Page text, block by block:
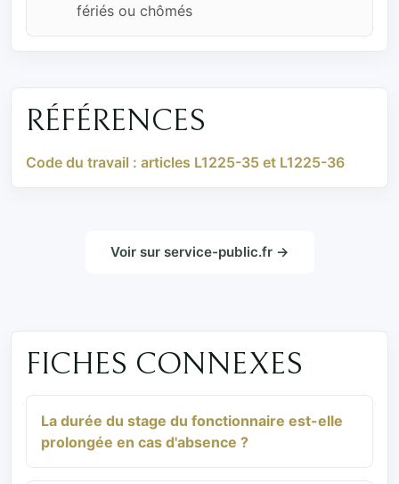
fériés ou chômés
RÉFÉRENCES
Code du travail : articles L1225-35 et L1225-36
Voir sur service-public.fr →
FICHES CONNEXES
La durée du stage du fonctionnaire est-elle
prolongée en cas d'absence ?